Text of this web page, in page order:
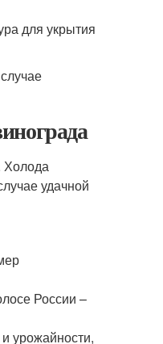
для укрытия
Холода
удачной
России –
урожайности,